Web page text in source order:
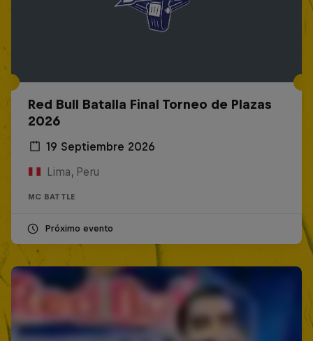
Red Bull Batalla Final Torneo de Plazas
2026
19 Septiembre 2026
Lima, Peru
MC BATTLE
Próximo evento